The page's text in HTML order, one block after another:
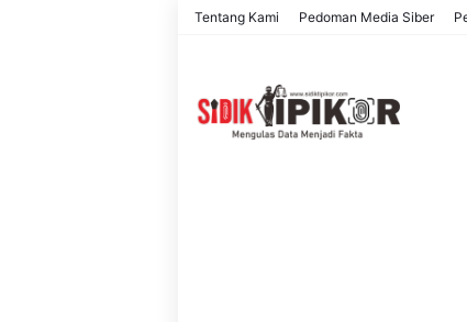
Tentang Kami Pedoman Media Siber